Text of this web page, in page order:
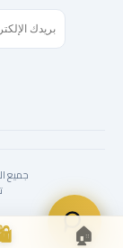
جميع الحقوق
🏠